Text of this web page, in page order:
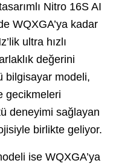
Nitro 16S AI
WQXGA’ya kadar
ultra hızlı
değerini
bilgisayar modeli,
gecikmeleri
deneyimi sağlayan
birlikte geliyor.
ise WQXGA’ya